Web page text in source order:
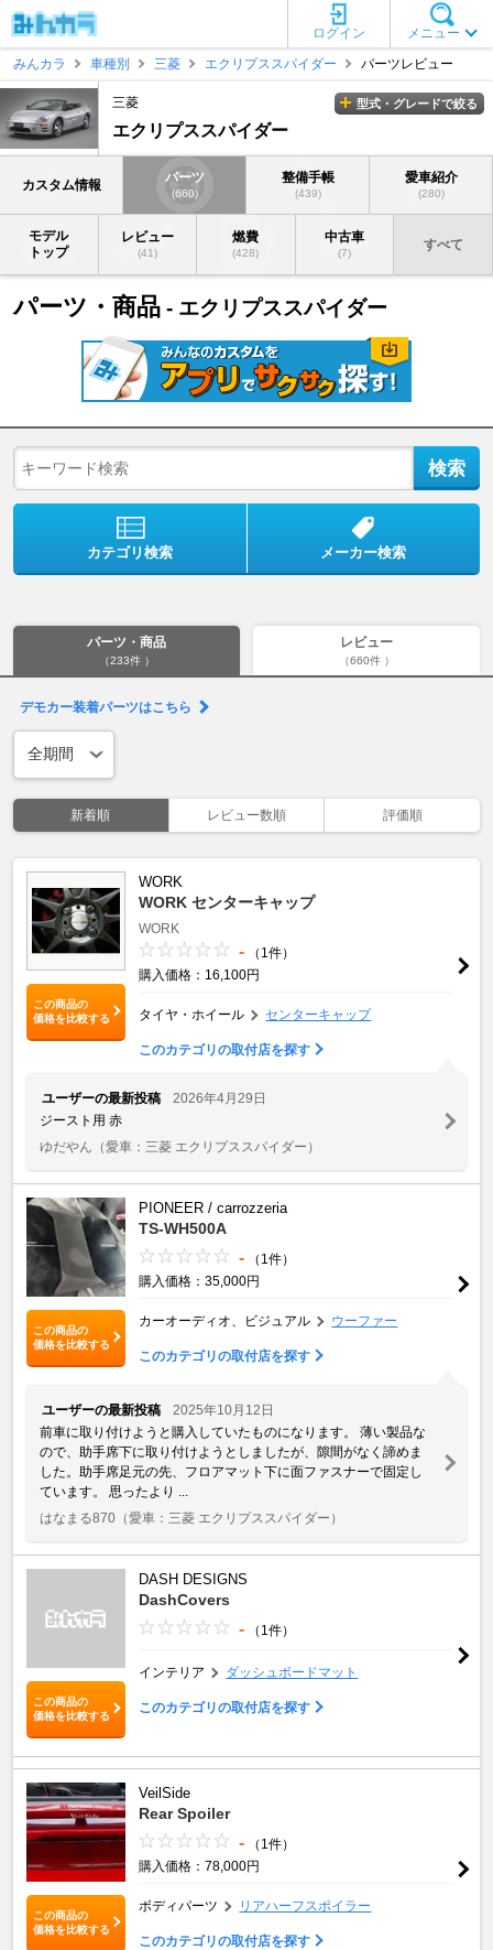
メニュー
ログイン
みんカラ
車種別 三菱 エクリプススパイダー パーツレビュー
三菱
エクリプススパイダー
型式・グレードで絞る
カスタム情報 パーツ
(660)
整備手帳
(439)
愛車紹介
(280)
モデル
トップ
レビュー
(41)
燃費
(428)
中古車
(7)
すべて
パーツ・商品 - エクリプススパイダー
カテゴリ検索 メーカー検索
パーツ・商品
（233件 ）
レビュー
（660件 ）
デモカー装着パーツはこちら
新着順 レビュー数順 評価順
この商品の
価格を比較する
WORK
WORK センターキャップ
WORK
-
（1件）
購入価格：16,100円
タイヤ・ホイール センターキャップ
このカテゴリの取付店を探す
ユーザーの最新投稿
2026年4月29日
ジースト用 赤
ゆだやん （愛車：三菱 エクリプススパイダー）
この商品の
価格を比較する
PIONEER / carrozzeria
TS-WH500A
-
（1件）
購入価格：35,000円
カーオーディオ、ビジュアル ウーファー
このカテゴリの取付店を探す
ユーザーの最新投稿
2025年10月12日
前車に取り付けようと購入していたものになります。 薄い製品な
ので、助手席下に取り付けようとしましたが、隙間がなく諦めま
した。助手席足元の先、フロアマット下に面ファスナーで固定し
ています。 思ったより ...
はなまる870 （愛車：三菱 エクリプススパイダー）
この商品の
価格を比較する
DASH DESIGNS
DashCovers
- （1件）
インテリア ダッシュボードマット
このカテゴリの取付店を探す
この商品の
価格を比較する
VeilSide
Rear Spoiler
-
（1件）
購入価格：78,000円
ボディパーツ リアハーフスポイラー
このカテゴリの取付店を探す